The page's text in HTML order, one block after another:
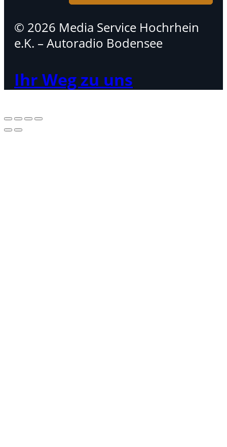
© 2026 Media Service Hochrhein
e.K. – Autoradio Bodensee
Ihr Weg zu uns